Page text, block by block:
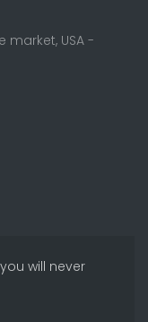
market, USA -
will never